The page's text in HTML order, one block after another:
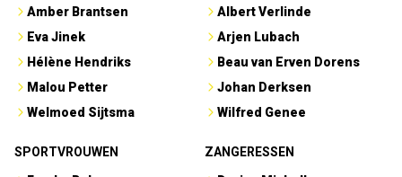
Amber Brantsen
Eva Jinek
Hélène Hendriks
Malou Petter
Welmoed Sijtsma
Albert Verlinde
Arjen Lubach
Beau van Erven Dorens
Johan Derksen
Wilfred Genee
SPORTVROUWEN
ZANGERESSEN